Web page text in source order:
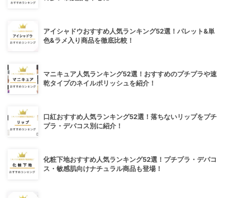
アイシャドウおすすめ人気ランキング52選！パレット&単
色&ラメ入り商品を徹底比較！
マニキュア人気ランキング52選！おすすめのプチプラや速
乾タイプのネイルポリッシュを紹介！
口紅おすすめ人気ランキング52選！落ちないリップをプチ
プラ・デパコス別に紹介！
化粧下地おすすめ人気ランキング52選！プチプラ・デパコ
ス・敏感肌向けナチュラル商品も登場！